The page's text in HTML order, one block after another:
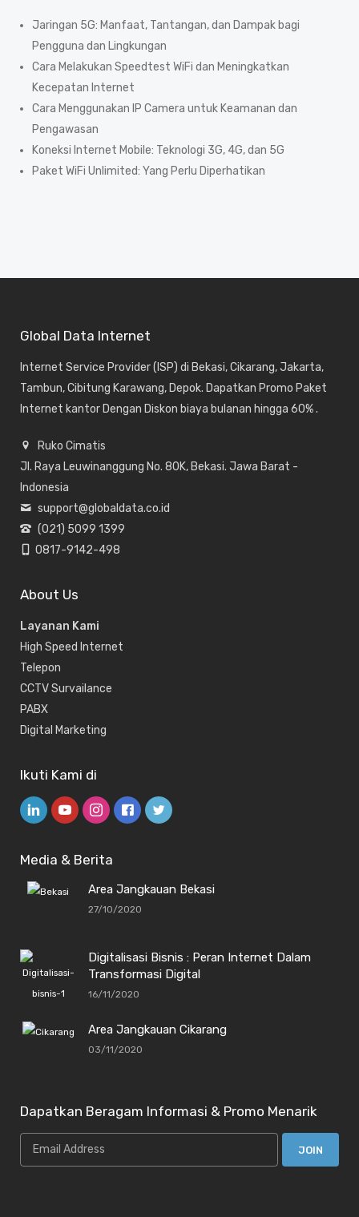
Jaringan 5G: Manfaat, Tantangan, dan Dampak bagi
Pengguna dan Lingkungan
Cara Melakukan Speedtest WiFi dan Meningkatkan
Kecepatan Internet
Cara Menggunakan IP Camera untuk Keamanan dan
Pengawasan
Koneksi Internet Mobile: Teknologi 3G, 4G, dan 5G
Paket WiFi Unlimited: Yang Perlu Diperhatikan
Global Data Internet
Internet Service Provider (ISP) di Bekasi, Cikarang, Jakarta,
Tambun, Cibitung Karawang, Depok. Dapatkan Promo Paket
Internet kantor Dengan Diskon biaya bulanan hingga 60% .
Ruko Cimatis
Jl. Raya Leuwinanggung No. 80K, Bekasi. Jawa Barat -
Indonesia
support@globaldata.co.id
(021) 5099 1399
0817-9142-498
About Us
Layanan Kami
High Speed Internet
Telepon
CCTV Survailance
PABX
Digital Marketing
Ikuti Kami di
Media & Berita
Area Jangkauan Bekasi
27/10/2020
Digitalisasi Bisnis : Peran Internet Dalam
Transformasi Digital
16/11/2020
Area Jangkauan Cikarang
03/11/2020
Dapatkan Beragam Informasi & Promo Menarik